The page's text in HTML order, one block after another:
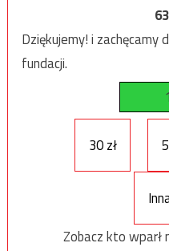
Dziękujemy! i zachęcamy
fundacji.
30 zł
Zobacz kto wparł